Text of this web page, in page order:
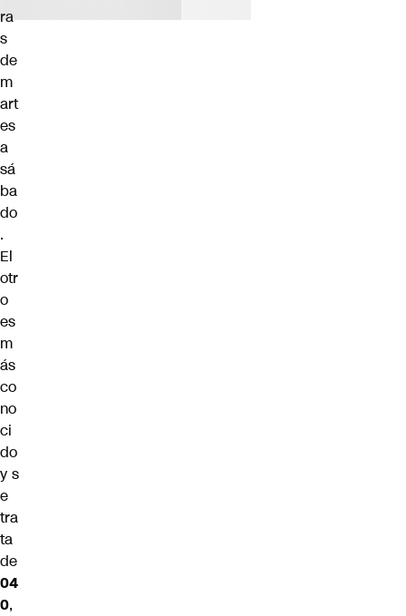
ra
s
de
m
art
es
a
sá
ba
do
.
El
otr
o
es
m
ás
co
no
ci
do
y s
e
tra
ta
de
04
0,